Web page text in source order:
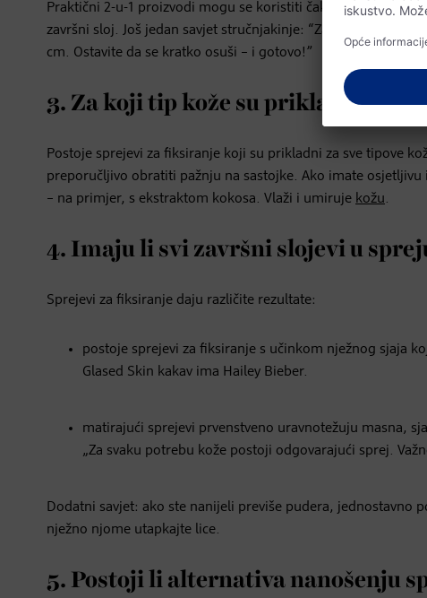
Praktični 2-u-1 proizvodi mogu se koristiti čak i kao primeri
završni sloj. Još jedan savjet stručnjakinje: “Zatvorite usta i
cm. Ostavite da se kratko osuši – i gotovo!”
3. Za koji tip kože su prikladni
Postoje sprejevi za fiksiranje koji su prikladni za sve tipove
preporučljivo obratiti pažnju na sastojke. Ako imate
– na primjer, s ekstraktom kokosa. Vlaži i umiruje kožu.
4. Imaju li svi završni slojevi u
Sprejevi za fiksiranje daju različite rezultate:
postoje sprejevi za fiksiranje s učinkom nježnog sjaja
Glased Skin kakav ima Hailey Bieber.
matirajući sprejevi prvenstveno uravnotežuju masna,
„Za svaku potrebu kože postoji odgovarajući sprej.
Dodatni savjet: ako ste nanijeli previše pudera, jednostavno
nježno njome utapkajte lice.
5. Postoji li alternativa nanošenju